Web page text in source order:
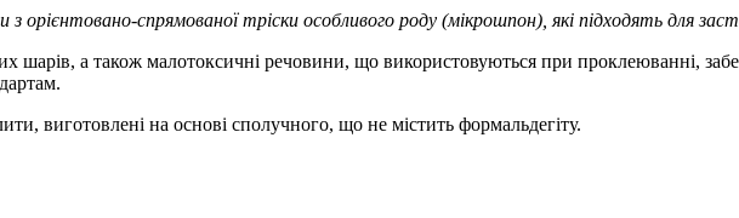
спрямованої тріски особливого роду (мікрошпон), які підходять для
шарів, а також малотоксичні речовини, що використовуються при проклеюванні,
виготовлені на основі сполучного, що не містить формальдегіту.